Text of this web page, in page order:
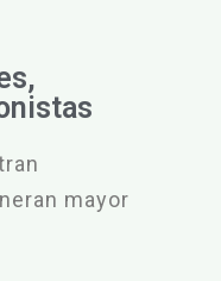
mayor